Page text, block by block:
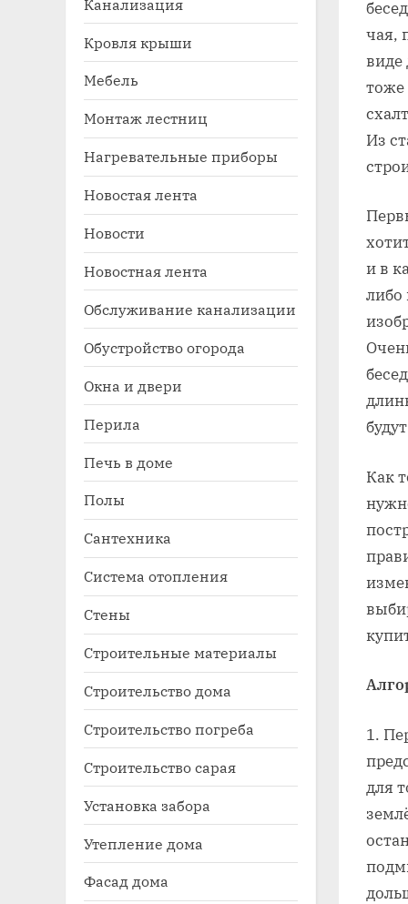
sub-
чая,
виде
тоже
Из
и в
либо
Как
1.
для
Кровля крыши
Мебель
Монтаж лестниц
Нагревательные приборы
Новостая лента
Новости
Новостная лента
Обслуживание канализации
Обустройство огорода
Окна и двери
Перила
Печь в доме
Полы
Сантехника
Система отопления
Стены
Строительные материалы
Строительство дома
Строительство погреба
Строительство сарая
Установка забора
Утепление дома
Фасад дома